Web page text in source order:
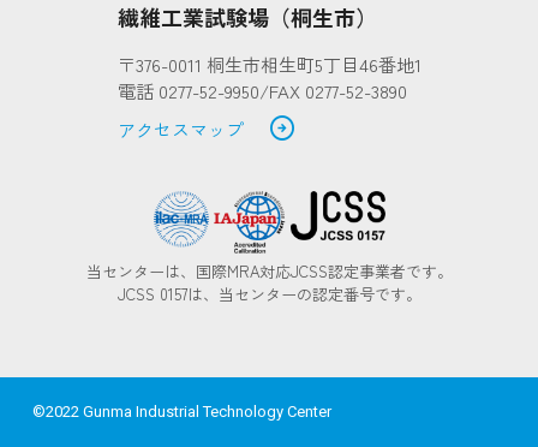
繊維工業試験場（桐生市）
〒376-0011 桐生市相生町5丁目46番地1
電話 0277-52-9950/FAX 0277-52-3890
アクセスマップ
arrow_circle_right
当センターは、国際MRA対応JCSS認定事業者です。
JCSS 0157は、当センターの認定番号です。
©2022 Gunma Industrial Technology Center